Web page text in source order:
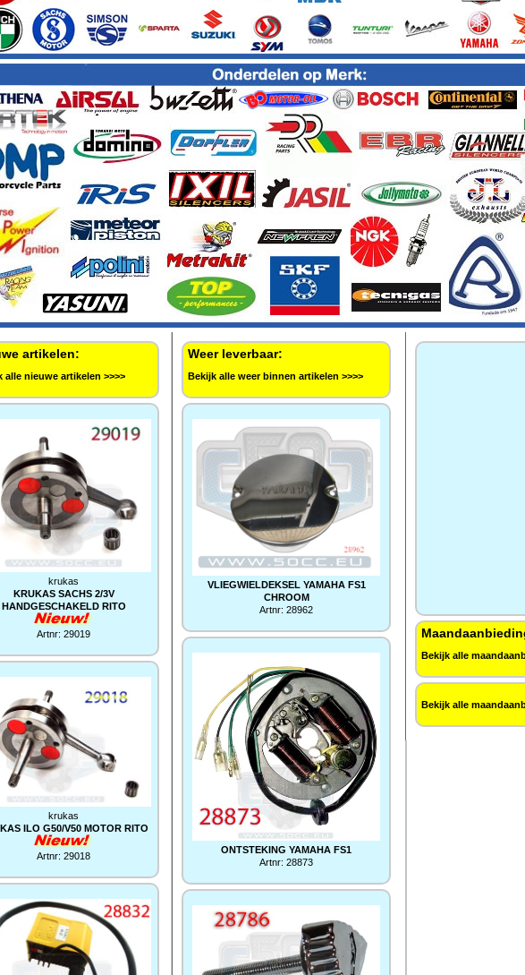
Bekijk alle
Bekijk alle
Weer leverbaar:
Bekijk alle weer binnen artikelen >>>>
VLIEGWIELDEKSEL YAMAHA FS1
CHROOM
Artnr: 28962
ONTSTEKING YAMAHA FS1
Artnr: 28873
artikelen:
alle nieuwe artikelen >>>>
krukas
KRUKAS SACHS 2/3V
HANDGESCHAKELD RITO
Artnr: 29019
krukas
ILO G50/V50 MOTOR RITO
Artnr: 29018